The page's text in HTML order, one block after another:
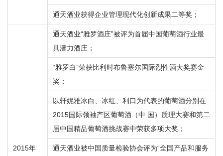
通天酒业获得企业管理现代化创新成果二等奖；
2015年
通天酒业“雅罗酒庄”被评为首届中国葡萄酒行业最
具潜力酒庄；
“雅罗白”荣获比利时布鲁塞尔国际烈性酒大奖赛金
奖；
以轩妮雅冰白、冰红、利口为代表的葡萄酒分别在
2015国际领袖产区葡萄酒（中 国）质理大赛和第二
届中国精品葡萄酒挑战赛中荣获多项大奖；
通天酒业被中国质量检验协会评为“全国产品和服务